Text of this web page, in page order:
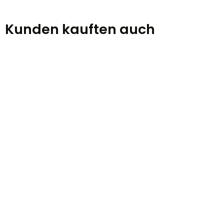
Kunden kauften auch